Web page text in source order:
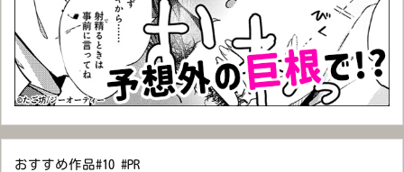
おすすめ作品#10 #PR